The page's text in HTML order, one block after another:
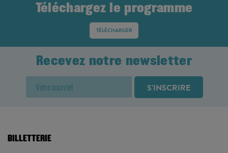
Téléchargez le programme
TÉLÉCHARGER
Recevez notre newsletter
BILLETTERIE